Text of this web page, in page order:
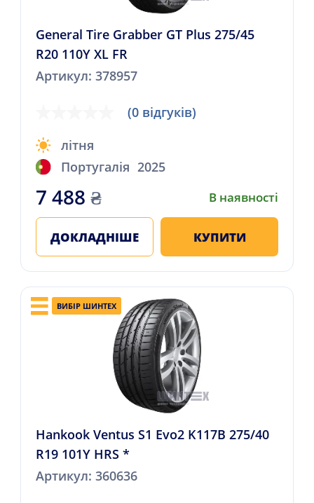
General Tire Grabber GT Plus 275/45
R20 110Y XL FR
Артикул: 378957
(0 відгуків)
літня
Португалія 2025
7 488 ₴ В наявності
ДОКЛАДНІШЕ КУПИТИ
ВИБІР ШИНТЕХ
Hankook Ventus S1 Evo2 K117B 275/40
R19 101Y HRS *
Артикул: 360636